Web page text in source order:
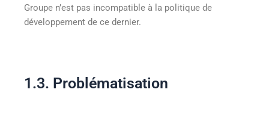
Groupe n’est pas incompatible à la politique de
développement de ce dernier.
1.3. Problématisation